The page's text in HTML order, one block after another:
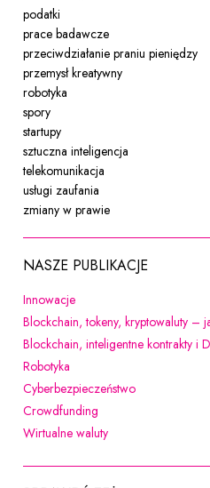
podatki
prace badawcze
przeciwdziałanie praniu pieniędzy
przemysł kreatywny
robotyka
spory
startupy
sztuczna inteligencja
telekomunikacja
usługi zaufania
zmiany w prawie
NASZE PUBLIKACJE
InnowacjeUwaga, link zostanie
Blockchain, tokeny, kryptowaluty –
Blockchain, inteligentne kontrakty i
Robotyka
CyberbezpieczeństwoUwaga, link
Crowdfunding
Wirtualne walutyUwaga, link